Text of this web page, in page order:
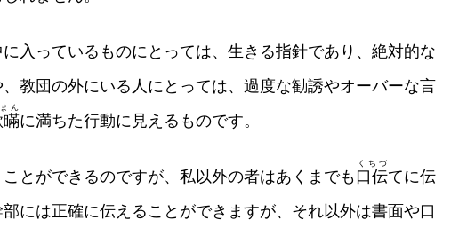
入っているものにとっては、生きる指針であり、絶対的な
教団の外にいる人にとっては、過度な勧誘やオーバーな言
瞞
ん
に満ちた行動に見えるものです。
とができるのですが、私以外の者はあくまでも 口伝
くちづ
てに伝
には正確に伝えることができますが、それ以外は書面や口